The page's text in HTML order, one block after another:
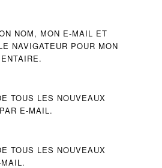
NOM, MON E-MAIL ET
NAVIGATEUR POUR MON
TOUS LES NOUVEAUX
E-MAIL.
TOUS LES NOUVEAUX